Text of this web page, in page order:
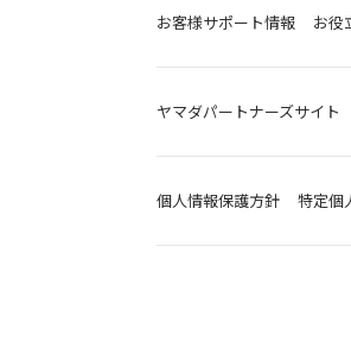
お客様サポート情報 お役
ヤマダパートナーズサイト
個人情報保護方針 特定個